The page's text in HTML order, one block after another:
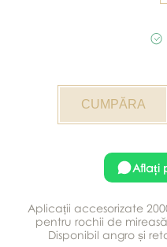
Aflați
Aplicații accesorizate
pentru rochii de
Disponibil angro și